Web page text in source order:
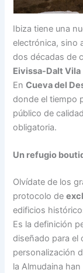
Ibiza tiene una
electrónica, sino
dos décadas de
Eivissa-Dalt Vila
EnCueva del
donde el tiempo
público de
obligatoria.
Un refugio
Olvídate de los
protocolo de
edificios
Es la definición
diseñado para el
personalización
la Almudaina